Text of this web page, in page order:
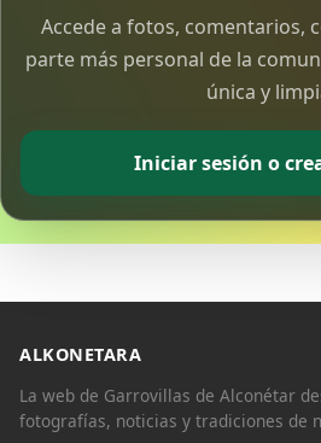
Accede a fotos, comentarios,
parte más personal de la
única y
Iniciar sesión o
ALKONETARA
La web de Garrovillas de Alconétar
fotografías, noticias y tradiciones de